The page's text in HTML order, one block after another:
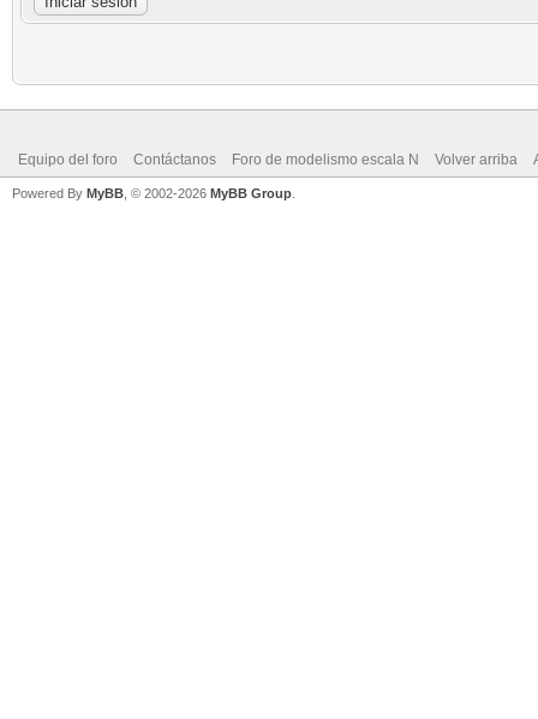
Equipo del foro Contáctanos Foro de modelismo escala N Volver arriba
Powered By MyBB , © 2002-2026 MyBB Group